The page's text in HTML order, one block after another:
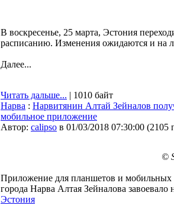
В воскресенье, 25 марта, Эстония
расписанию. Изменения ожидаются и на
Далее...
Читать дальше... | 1010 байт
Нарва : Нарвитянин Алтай Зейналов
мобильное приложение
Автор: calipso в 01/03/2018 07:30:00 (2105
©
Приложение для планшетов и мобильных
города Нарва Алтая Зейналова
Эстония